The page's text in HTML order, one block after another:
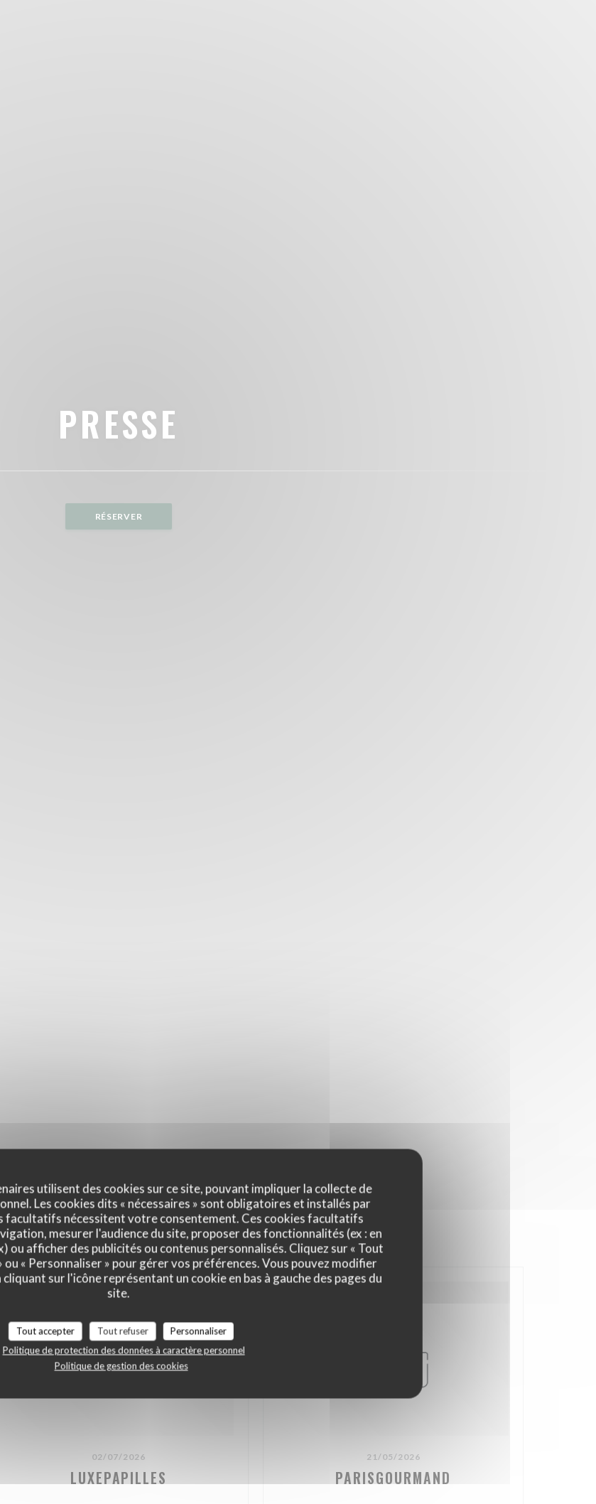
utilisent des cookies sur ce site, pouvant impliquer la collecte de
Les cookies dits « nécessaires » sont obligatoires et installés par
facultatifs nécessitent votre consentement. Ces cookies facultatifs
mesurer l'audience du site, proposer des fonctionnalités (ex : en
ou afficher des publicités ou contenus personnalisés. Cliquez sur « Tout
ou « Personnaliser » pour gérer vos préférences. Vous pouvez modifier
sur l'icône représentant un cookie en bas à gauche des pages du
site.
Tout accepter Tout refuser
Personnaliser
Politique de protection des données à caractère personnel
Politique de gestion des cookies
PRESSE
RÉSERVER
02/07/2026
LUXEPAPILLES
21/05/2026
PARISGOURMAND